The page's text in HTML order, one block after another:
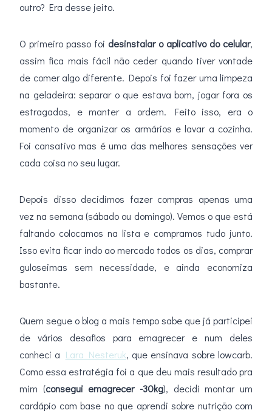
outro? Era desse jeito.
O primeiro passo foi desinstalar o aplicativo do celular,
assim fica mais fácil não ceder quando tiver vontade
de comer algo diferente. Depois foi fazer uma limpeza
na geladeira: separar o que estava bom, jogar fora os
estragados, e manter a ordem. Feito isso, era o
momento de organizar os armários e lavar a cozinha.
Foi cansativo mas é uma das melhores sensações ver
cada coisa no seu lugar.
Depois disso decidimos fazer compras apenas uma
vez na semana (sábado ou domingo). Vemos o que está
faltando colocamos na lista e compramos tudo junto.
Isso evita ficar indo ao mercado todos os dias, comprar
guloseimas sem necessidade, e ainda economiza
bastante.
Quem segue o blog a mais tempo sabe que já participei
de vários desafios para emagrecer e num deles
conheci a Lara Nesteruk, que ensinava sobre lowcarb.
Como essa estratégia foi a que deu mais resultado pra
mim (consegui emagrecer -30kg), decidi montar um
cardápio com base no que aprendi sobre nutrição com